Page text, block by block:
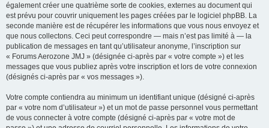
également créer une quatrième sorte de cookies, externes au document qui
est prévu pour couvrir uniquement les pages créées par le logiciel phpBB. La
seconde manière est de récupérer les informations que vous nous envoyez et
que nous collectons. Ceci peut correspondre — mais n’est pas limité à — la
publication de messages en tant qu’utilisateur anonyme, l’inscription sur
« Forums Aerozone JMJ » (désignée ci-après par « votre compte ») et les
messages que vous publiez après votre inscription et lors de votre connexion
(désignés ci-après par « vos messages »).
Votre compte contiendra au minimum un identifiant unique (désigné ci-après
par « votre nom d’utilisateur ») et un mot de passe personnel vous permettant
de vous connecter à votre compte (désigné ci-après par « votre mot de